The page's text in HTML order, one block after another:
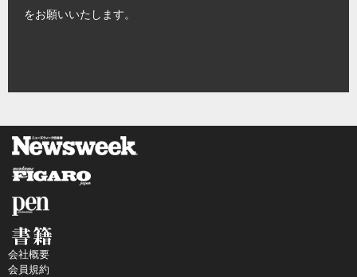
をお願いいたします。
会社概要
会員規約